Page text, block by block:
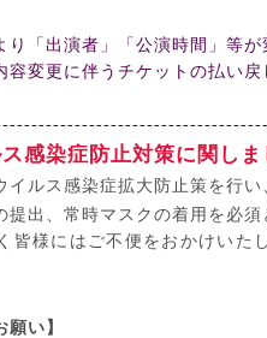
り「出演者」「公演時間」等が
容変更に伴うチケットの払い
感染症防止対策に関しま
イルス感染症拡大防止策を行
提出、常時マスクの着用を必須
皆様にはご不便をおかけいた
願い】